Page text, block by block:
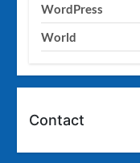
WordPress
World
Contact